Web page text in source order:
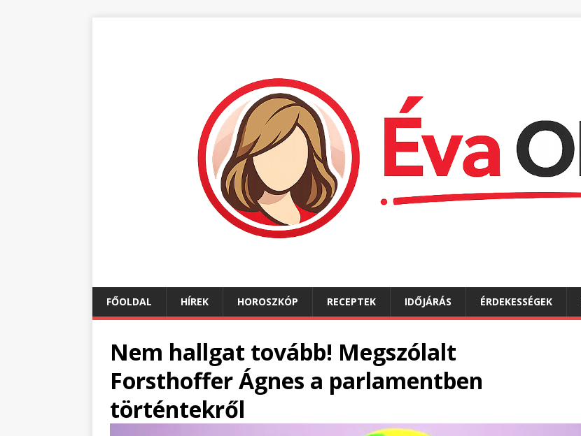
FŐOLDAL HÍREK HOROSZKÓP RECEPTEK IDŐJÁRÁS ÉRDEKESSÉGEK
Nem hallgat tovább! Megszólalt
Forsthoffer Ágnes a parlamentben
történtekről